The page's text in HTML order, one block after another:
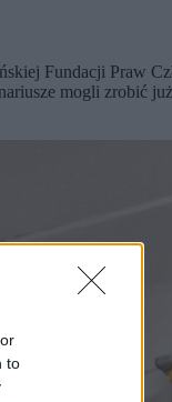
to
Fundacji Praw
mogli zrobić